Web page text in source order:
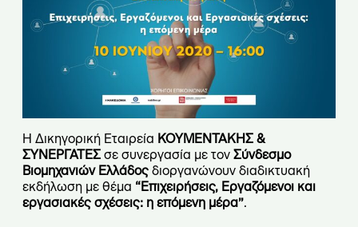
Η Δικηγορική Εταιρεία ΚΟΥΜΕΝΤΑΚΗΣ &
ΣΥΝΕΡΓΑΤΕΣ σε συνεργασία με τον Σύνδεσμο
Βιομηχανιών Ελλάδος διοργανώνουν διαδικτυακή
εκδήλωση με θέμα “Επιχειρήσεις, Εργαζόμενοι και
εργασιακές σχέσεις: η επόμενη μέρα”.